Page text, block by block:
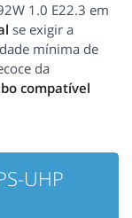
1.0 E22.3 em
se exigir a
mínima de
da
compatível
UHP